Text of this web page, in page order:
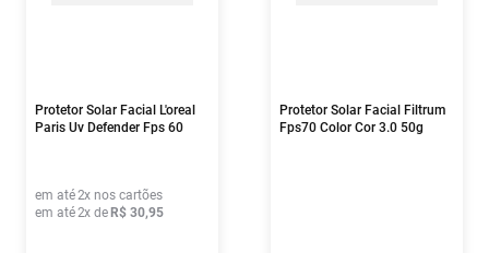
Protetor Solar Facial L'oreal
Paris Uv Defender Fps 60
em até2x nos cartões
em até2x de R$ 30,95
Protetor Solar Facial Filtrum
Fps70 Color Cor 3.0 50g